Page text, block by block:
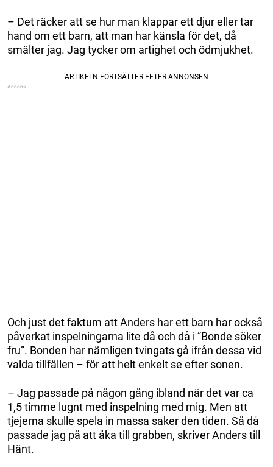
– Det räcker att se hur man klappar ett djur eller tar
hand om ett barn, att man har känsla för det, då
smälter jag. Jag tycker om artighet och ödmjukhet.
Och just det faktum att Anders har ett barn har också
påverkat inspelningarna lite då och då i ”Bonde söker
fru”. Bonden har nämligen tvingats gå ifrån dessa vid
valda tillfällen – för att helt enkelt se efter sonen.
– Jag passade på någon gång ibland när det var ca
1,5 timme lugnt med inspelning med mig. Men att
tjejerna skulle spela in massa saker den tiden. Så då
passade jag på att åka till grabben, skriver Anders till
Hänt.